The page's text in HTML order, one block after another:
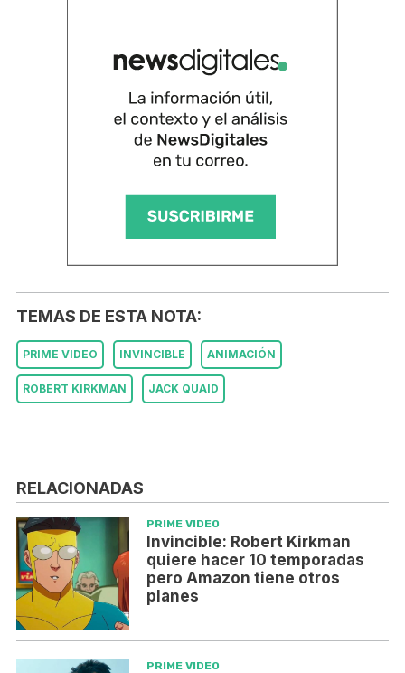
TEMAS DE ESTA NOTA:
PRIME VIDEO INVINCIBLE ANIMACIÓN
ROBERT KIRKMAN JACK QUAID
RELACIONADAS
PRIME VIDEO
Invincible: Robert Kirkman
quiere hacer 10 temporadas
pero Amazon tiene otros
planes
PRIME VIDEO